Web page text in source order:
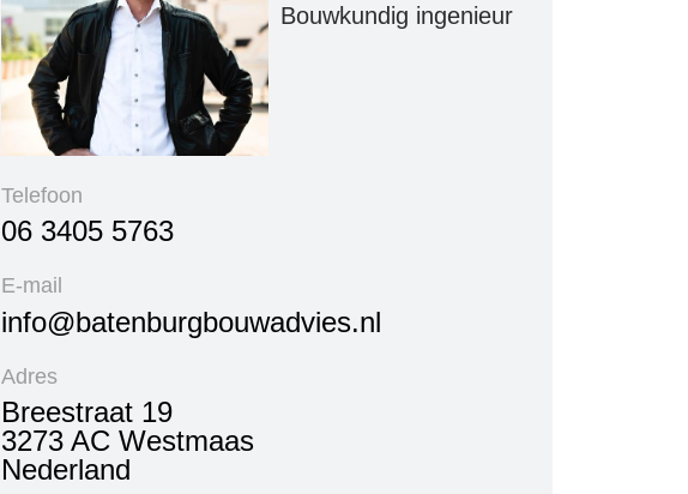
Bouwkundig ingenieur
Telefoon
06 3405 5763
E-mail
info@batenburgbouwadvies.nl
Adres
Breestraat 19
3273 AC Westmaas
Nederland